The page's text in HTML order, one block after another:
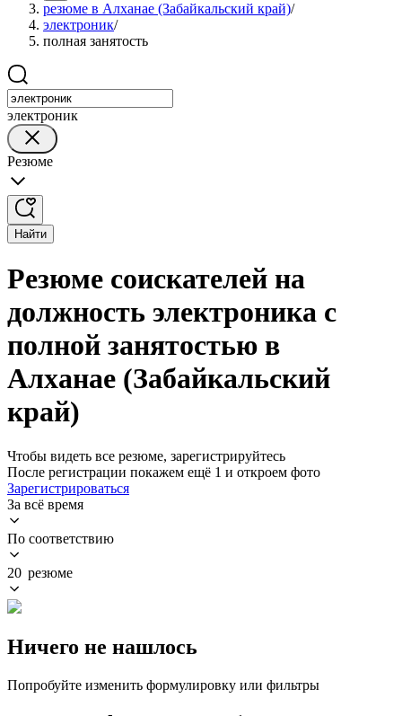
резюме в Алханае (Забайкальский край)/
электроник/
полная занятость
электроник
Резюме
Найти
Резюме соискателей на
должность электроника с
полной занятостью в
Алханае (Забайкальский
край)
Чтобы видеть все резюме, зарегистрируйтесь
После регистрации покажем ещё 1 и откроем фото
Зарегистрироваться
За всё время
По соответствию
20 резюме
Ничего не нашлось
Попробуйте изменить формулировку или фильтры